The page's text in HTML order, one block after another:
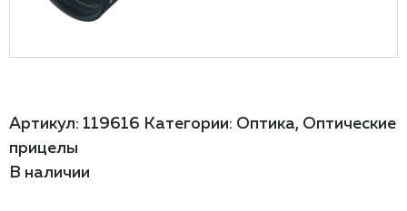
Артикул: 119616 Категории: Оптика, Оптические
прицелы
В наличии